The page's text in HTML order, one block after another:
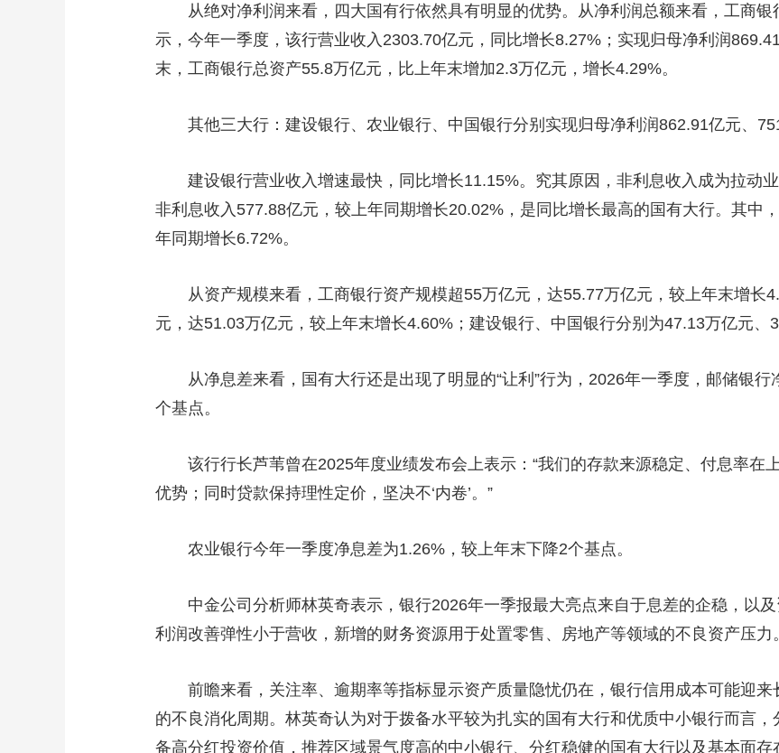
从绝对净利润来看，四大国有行依然具有明显的优势。从净利润总额来看，工商银
示，今年一季度，该行营业收入2303.70亿元，同比增长8.27%；实现归母净利润
末，工商银行总资产55.8万亿元，比上年末增加2.3万亿元，增长4.29%。
其他三大行：建设银行、农业银行、中国银行分别实现归母净利润862.91亿元、
建设银行营业收入增速最快，同比增长11.15%。究其原因，非利息收入成为拉动
非利息收入577.88亿元，较上年同期增长20.02%，是同比增长最高的国有大行。其中
年同期增长6.72%。
从资产规模来看，工商银行资产规模超55万亿元，达55.77万亿元，较上年末增长
元，达51.03万亿元，较上年末增长4.60%；建设银行、中国银行分别为47.13万亿元、
从净息差来看，国有大行还是出现了明显的“让利”行为，2026年一季度，邮储银行
个基点。
该行行长芦苇曾在2025年度业绩发布会上表示：“我们的存款来源稳定、付息率在
优势；同时贷款保持理性定价，坚决不‘内卷’。”
农业银行今年一季度净息差为1.26%，较上年末下降2个基点。
中金公司分析师林英奇表示，银行2026年一季报最大亮点来自于息差的企稳，以及
利润改善弹性小于营收，新增的财务资源用于处置零售、房地产等领域的不良资产压力。
前瞻来看，关注率、逾期率等指标显示资产质量隐忧仍在，银行信用成本可能迎来
的不良消化周期。林英奇认为对于拨备水平较为扎实的国有大行和优质中小银行而言
备高分红投资价值，推荐区域景气度高的中小银行、分红稳健的国有大行以及基本面存